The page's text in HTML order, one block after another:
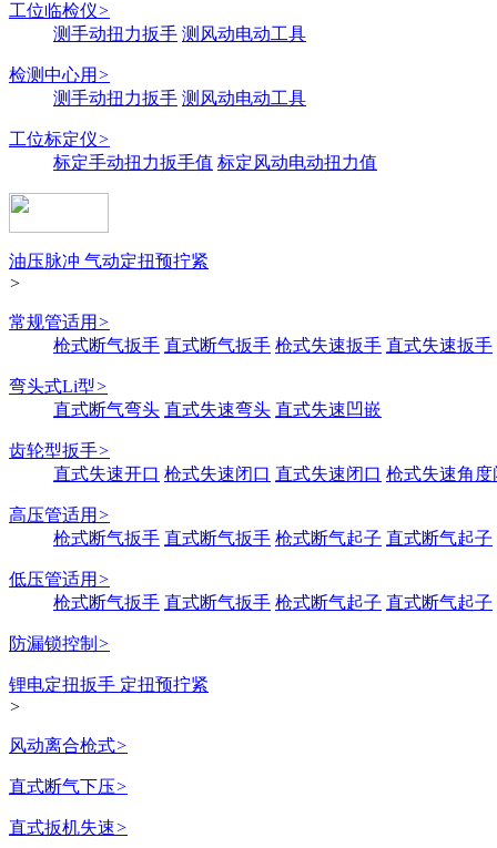
工位临检仪>
测手动扭力扳手 测风动电动工具
检测中心用 >
测手动扭力扳手 测风动电动工具
工位标定仪>
标定手动扭力扳手值 标定风动电动扭力值
油压脉冲 气动定扭预拧紧
>
常规管适用 >
枪式断气扳手 直式断气扳手 枪式失速扳手 直式失速扳手
弯头式Li型>
直式断气弯头 直式失速弯头 直式失速凹嵌
齿轮型扳手>
直式失速开口 枪式失速闭口 直式失速闭口 枪式失速角度
高压管适用 >
枪式断气扳手 直式断气扳手 枪式断气起子 直式断气起子
低压管适用 >
枪式断气扳手 直式断气扳手 枪式断气起子 直式断气起子
防漏锁控制 >
锂电定扭扳手 定扭预拧紧
>
风动离合枪式>
直式断气下压>
直式扳机失速>